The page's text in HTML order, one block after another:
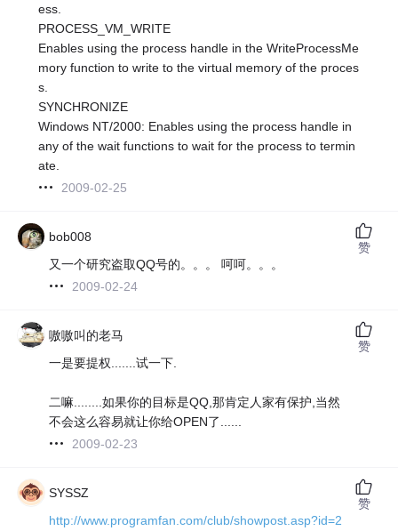
ess.
PROCESS_VM_WRITE
Enables using the process handle in the WriteProcessMe
mory function to write to the virtual memory of the proces
s.
SYNCHRONIZE
Windows NT/2000: Enables using the process handle in
any of the wait functions to wait for the process to termin
ate.
2009-02-25
bob008
又一个研究盗取QQ号的。。。 呵呵。。。
2009-02-24
赞
嗷嗷叫的老马
一是要提权.......试一下.
二嘛........如果你的目标是QQ,那肯定人家有保护,当然
不会这么容易就让你给OPEN了......
2009-02-23
赞
SYSSZ
http://www.programfan.com/club/showpost.asp?id=2
赞